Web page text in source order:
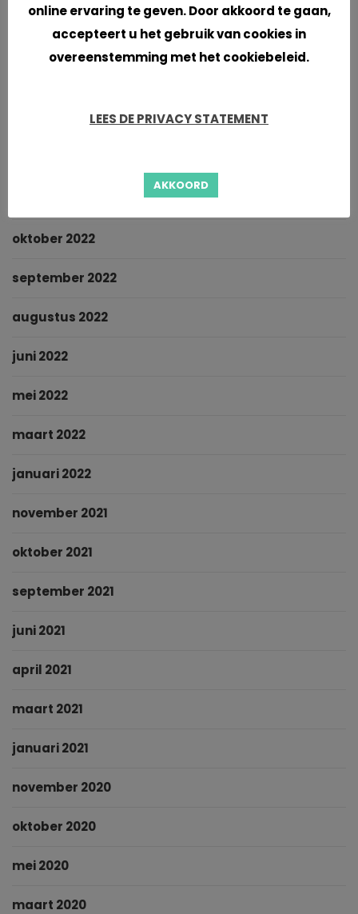
september 2023
juni 2023
oktober 2022
september 2022
augustus 2022
juni 2022
mei 2022
maart 2022
januari 2022
november 2021
oktober 2021
september 2021
juni 2021
april 2021
maart 2021
januari 2021
november 2020
oktober 2020
mei 2020
maart 2020
online ervaring te geven. Door akkoord te gaan,
accepteert u het gebruik van cookies in
overeenstemming met het cookiebeleid.
LEES DE PRIVACY STATEMENT
AKKOORD